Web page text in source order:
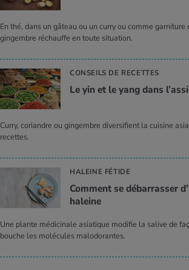
En thé, dans un gâteau ou un curry ou comme garniture
gingembre réchauffe en toute situation.
CONSEILS DE RECETTES
Le yin et le yang dans
Curry, coriandre ou gingembre diversifient la cuisine
recettes.
HALEINE FÉTIDE
Com­ment se débar­ras­ser
haleine
Une plante médicinale asiatique modifie la salive de
bouche les molécules malodorantes.